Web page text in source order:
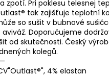
zpotí. Pri poklesu telesnej
tak zajišťuje teplotní
so sušit v bubnové
Doporučujeme
od skutečnosti. Český
kolegů.
4% elastan